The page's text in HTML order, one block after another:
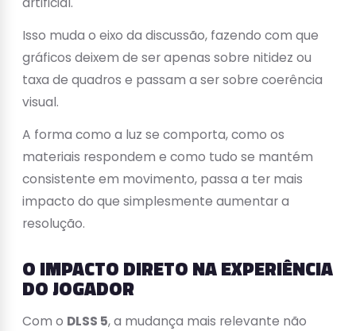
Isso muda o eixo da discussão, fazendo com que
gráficos deixem de ser apenas sobre nitidez ou
taxa de quadros e passam a ser sobre coerência
visual.
A forma como a luz se comporta, como os
materiais respondem e como tudo se mantém
consistente em movimento, passa a ter mais
impacto do que simplesmente aumentar a
resolução.
O IMPACTO DIRETO NA EXPERIÊNCIA
DO JOGADOR
Com o DLSS 5, a mudança mais relevante não